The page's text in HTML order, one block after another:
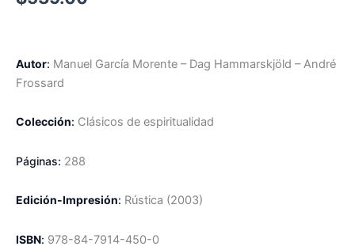
Autor: Manuel García Morente – Dag Hammarskjöld – André
Frossard
Colección: Clásicos de espiritualidad
Páginas: 288
Edición-Impresión: Rústica (2003)
ISBN: 978-84-7914-450-0